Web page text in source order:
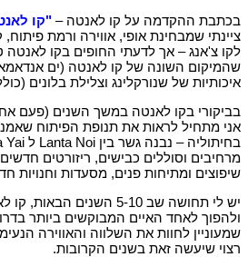
בכתבת ההקדמה על קו לאנטה – "קו
ציינתי שמבחינת אופי, אווירה ורמת
לקו צ'אנג – אך לדעתי החופים בקו לאנטה
שהמיקום השונה של קו לאנטה (ים
איכותיות של שנורקלינג וצלילת בלונים
אני מתחיל לראות את תנופת הפיתוח
מרחיבים וסוללים כבישים, ריזורטים
שיפוצים ומתיחות פנים, מסעדות וחנויות
יש לי תחושה שב 5-10 השנים
ולהפוך לאחד האיים המבוקשים ביותר
שמעוניין לחוות את השלווה והאווירה
רצוי שיעשה זאת בשנים הקרובות.